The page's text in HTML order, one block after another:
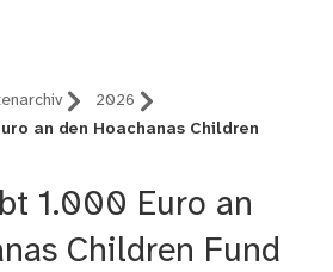
2026
an den Hoachanas Children
1.000 Euro an
Children Fund